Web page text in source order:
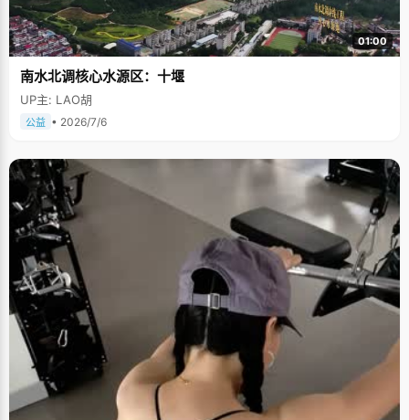
01:00
南水北调核心水源区：十堰
UP主: LAO胡
公益 • 2026/7/6